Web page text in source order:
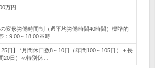
万円
変形労働時間制（週平均労働時間40時間）標準的
：9:00～18:00※時…
日】 *月間休日数8～10日（年間100～105日）＋長
20日）≪特別休…